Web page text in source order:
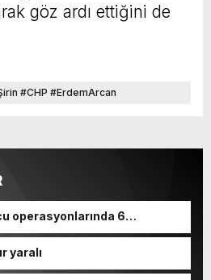
göz ardı ettiğini de
#CHP #ErdemArcan
operasyonlarında 6
yaralı